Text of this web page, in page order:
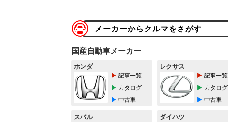
メーカーからクルマをさがす
国産自動車メーカー
ホンダ
記事一覧
カタログ
中古車
レクサス
記事一覧
カタログ
中古車
スバル ダイハツ